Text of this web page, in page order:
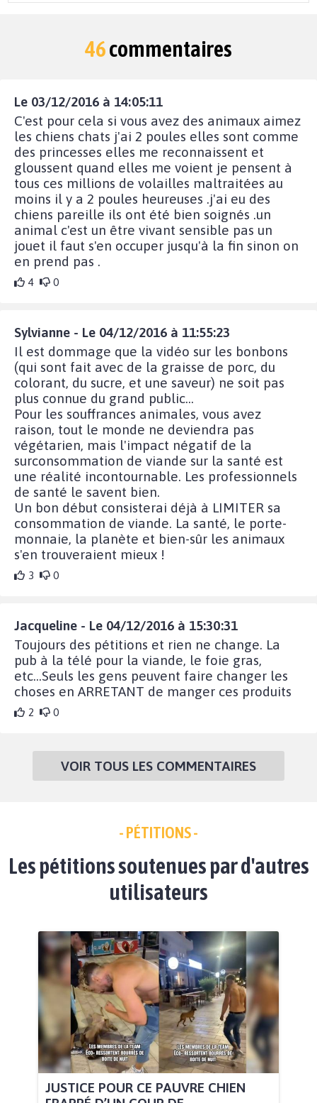
46commentaires
Le 03/12/2016 à 14:05:11
C'est pour cela si vous avez des animaux aimez
les chiens chats j'ai 2 poules elles sont comme
des princesses elles me reconnaissent et
gloussent quand elles me voient je pensent à
tous ces millions de volailles maltraitées au
moins il y a 2 poules heureuses .j'ai eu des
chiens pareille ils ont été bien soignés .un
animal c'est un être vivant sensible pas un
jouet il faut s'en occuper jusqu'à la fin sinon on
en prend pas .
4 0
Sylvianne - Le 04/12/2016 à 11:55:23
Il est dommage que la vidéo sur les bonbons
(qui sont fait avec de la graisse de porc, du
colorant, du sucre, et une saveur) ne soit pas
plus connue du grand public...
Pour les souffrances animales, vous avez
raison, tout le monde ne deviendra pas
végétarien, mais l'impact négatif de la
surconsommation de viande sur la santé est
une réalité incontournable. Les professionnels
de santé le savent bien.
Un bon début consisterai déjà à LIMITER sa
consommation de viande. La santé, le porte-
monnaie, la planète et bien-sûr les animaux
s'en trouveraient mieux !
3 0
Jacqueline - Le 04/12/2016 à 15:30:31
Toujours des pétitions et rien ne change. La
pub à la télé pour la viande, le foie gras,
etc...Seuls les gens peuvent faire changer les
choses en ARRETANT de manger ces produits
2 0
VOIR TOUS LES COMMENTAIRES
- PÉTITIONS -
Les pétitions soutenues par d'autres
utilisateurs
JUSTICE POUR CE PAUVRE CHIEN